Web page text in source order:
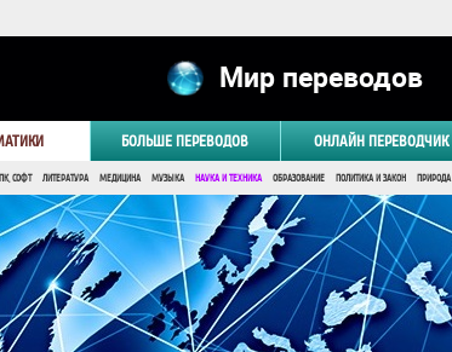
Мир переводов
БОЛЬШЕ ПЕРЕВОДОВ ОНЛАЙН ПЕРЕВОДЧИК
ПК, СОФТ ЛИТЕРАТУРА МЕДИЦИНА МУЗЫКА НАУКА И ТЕХНИКА ОБРАЗОВАНИЕ ПОЛИТИКА И ЗАКОН ПРИРОДА